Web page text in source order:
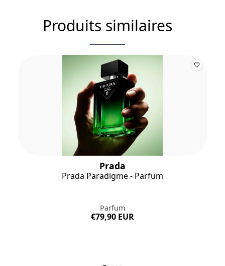
Produits similaires
Prada
Prada Paradigme - Parfum
Parfum
€79,90 EUR